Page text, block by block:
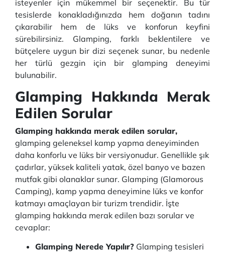
isteyenler için mükemmel bir seçenektir. Bu tür
tesislerde konakladığınızda hem doğanın tadını
çıkarabilir hem de lüks ve konforun keyfini
sürebilirsiniz. Glamping, farklı beklentilere ve
bütçelere uygun bir dizi seçenek sunar, bu nedenle
her türlü gezgin için bir glamping deneyimi
bulunabilir.
Glamping Hakkında Merak
Edilen Sorular
Glamping hakkında merak edilen sorular,
glamping geleneksel kamp yapma deneyiminden
daha konforlu ve lüks bir versiyonudur. Genellikle şık
çadırlar, yüksek kaliteli yatak, özel banyo ve bazen
mutfak gibi olanaklar sunar. Glamping (Glamorous
Camping), kamp yapma deneyimine lüks ve konfor
katmayı amaçlayan bir turizm trendidir. İşte
glamping hakkında merak edilen bazı sorular ve
cevaplar:
Glamping Nerede Yapılır? Glamping tesisleri